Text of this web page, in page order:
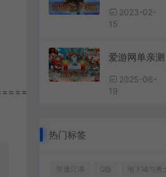
2023-02-
15
2025-06-
19
热门标签
笑傲江湖 Q版 地下城与勇士